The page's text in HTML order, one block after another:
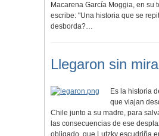
Macarena García Moggia, en su
escribe: "Una historia que se
desborda?…
Llegaron sin
Es la historia
que viajan
Chile junto a su madre, para
las consecuencias de ese
obligado, que Lutzky escudriña